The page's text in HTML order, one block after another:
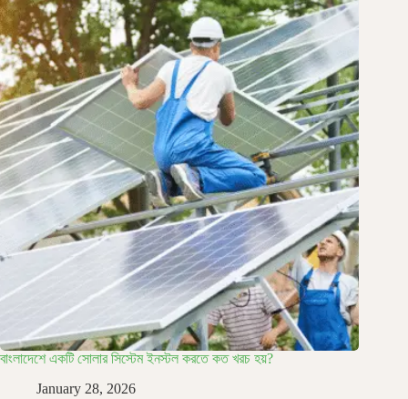
বাংলাদেশে একটি সোলার সিস্টেম ইনস্টল করতে কত খরচ হয়?
January 28, 2026